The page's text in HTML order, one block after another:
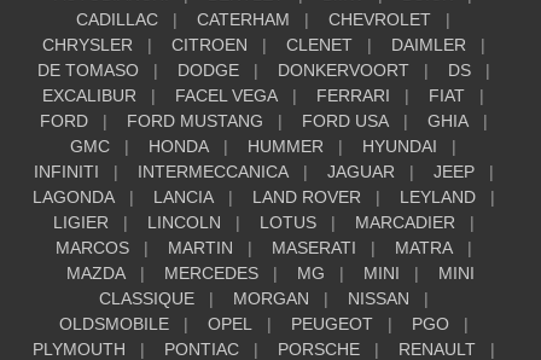
CADILLAC
CATERHAM
CHEVROLET
CHRYSLER
CITROEN CLENET
DAIMLER
DE TOMASO
DODGE DONKERVOORT
DS
EXCALIBUR
FACEL VEGA FERRARI
FIAT
FORD
FORD MUSTANG FORD USA
GHIA
GMC
HONDA HUMMER
HYUNDAI
INFINITI
INTERMECCANICA JAGUAR
JEEP
LAGONDA
LANCIA LAND ROVER
LEYLAND
LIGIER
LINCOLN LOTUS
MARCADIER
MARCOS
MARTIN MASERATI
MATRA
MAZDA
MERCEDES MG MINI
MINI
CLASSIQUE
MORGAN
NISSAN
OLDSMOBILE
OPEL PEUGEOT
PGO
PLYMOUTH
PONTIAC PORSCHE RENAULT